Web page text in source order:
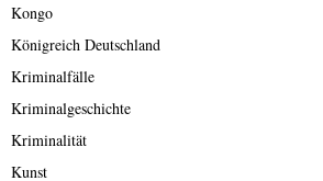
Kongo
Königreich Deutschland
Kriminalfälle
Kriminalgeschichte
Kriminalität
Kunst